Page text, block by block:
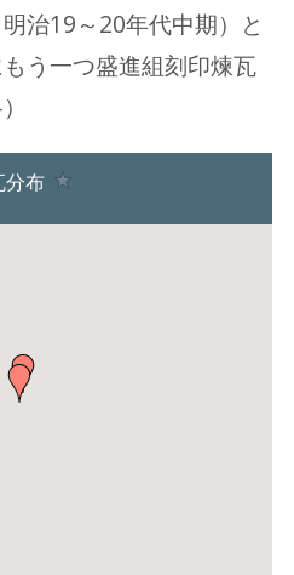
治19～20年代中期）と
う一つ盛進組刻印煉瓦